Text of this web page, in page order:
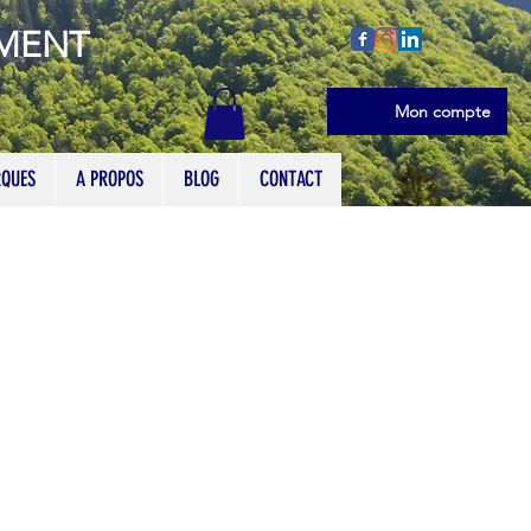
A PROPOS BLOG CONTACT
Mon compte
Se connecter